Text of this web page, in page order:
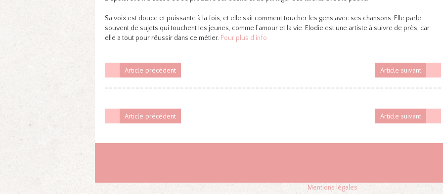
Sa voix est douce et puissante à la fois, et elle sait comment toucher les gens avec ses chansons. Elle parle
souvent de sujets qui touchent les jeunes, comme l’amour et la vie. Elodie est une artiste à suivre de près, car
elle a tout pour réussir dans ce métier. Pour plus d’info
Article précédent Article suivant
Article précédent Article suivant
Mentions légales